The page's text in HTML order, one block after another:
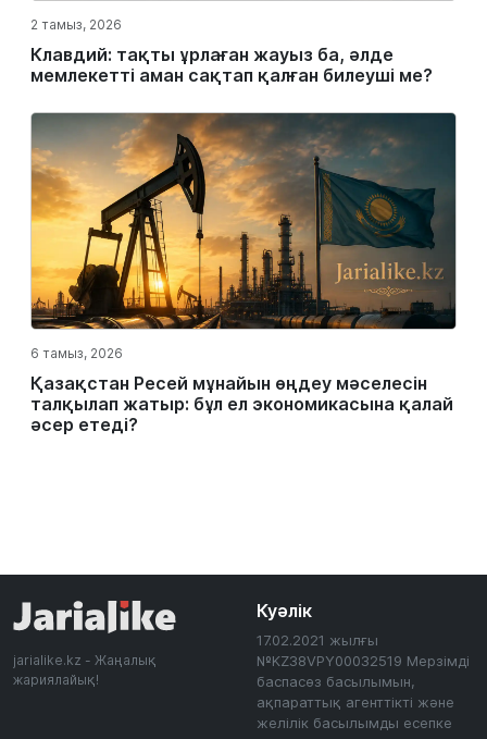
2 тамыз, 2026
Клавдий: тақты ұрлаған жауыз ба, әлде
мемлекетті аман сақтап қалған билеуші ме?
6 тамыз, 2026
Қазақстан Ресей мұнайын өңдеу мәселесін
талқылап жатыр: бұл ел экономикасына қалай
әсер етеді?
jarialike.kz - Жаңалық
жариялайық!
Куәлік
17.02.2021 жылғы
№KZ38VPY00032519 Мерзімді
баспасөз басылымын,
ақпараттық агенттікті және
желілік басылымды есепке